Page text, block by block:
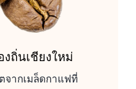
ถิ่นเชียงใหม่
จากเมล็ดกาแฟที่